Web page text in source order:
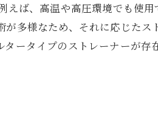
ば、高温や高圧環境でも使用
多様なため、それに応じたス
ータイプのストレーナーが存